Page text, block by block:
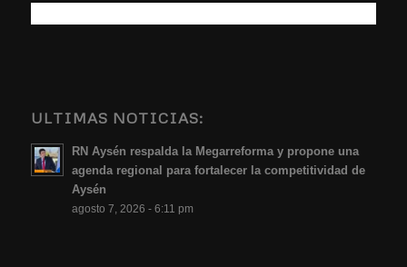
ULTIMAS NOTICIAS:
RN Aysén respalda la Megarreforma y propone una
agenda regional para fortalecer la competitividad de
Aysén
agosto 7, 2026 - 6:11 pm